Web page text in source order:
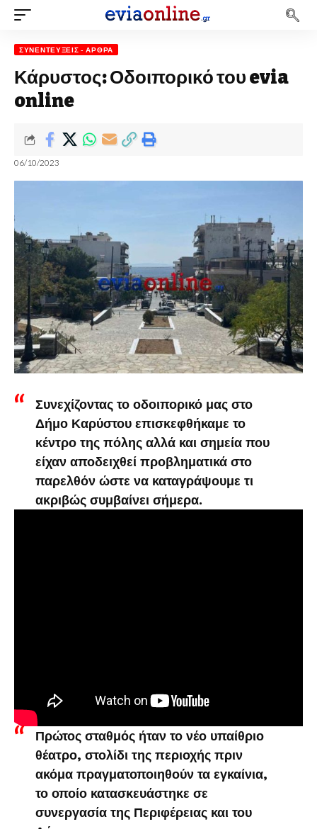
ΣΥΝΕΝΤΕΎΞΕΙΣ - ΆΡΘΡΑ
Κάρυστος: Οδοιπορικό του evia
online
06/10/2023
Συνεχίζοντας το οδοιπορικό μας στο
Δήμο Καρύστου επισκεφθήκαμε το
κέντρο της πόλης αλλά και σημεία που
είχαν αποδειχθεί προβληματικά στο
παρελθόν ώστε να καταγράψουμε τι
ακριβώς συμβαίνει σήμερα.
Πρώτος σταθμός ήταν το νέο υπαίθριο
θέατρο, στολίδι της περιοχής πριν
ακόμα πραγματοποιηθούν τα εγκαίνια,
το οποίο κατασκευάστηκε σε
συνεργασία της Περιφέρειας και του